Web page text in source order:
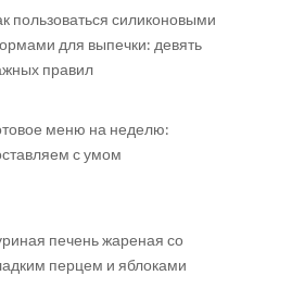
пользоваться силиконовыми
для выпечки: девять
правил
меню на неделю:
с умом
печень жареная со
перцем и яблоками